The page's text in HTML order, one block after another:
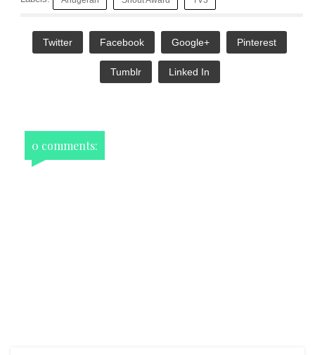
Twitter Facebook Google+ Pinterest
Tumblr Linked In
0 comments: